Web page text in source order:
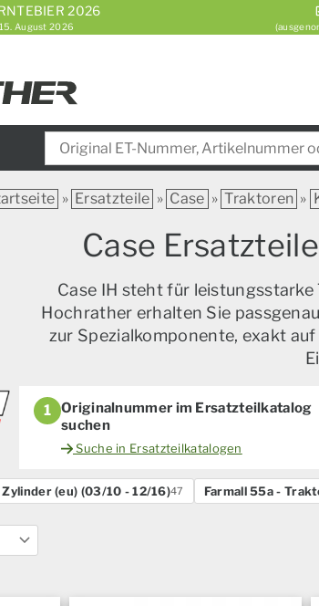
2026
15. August 2026
» Ersatzteile » Case » Traktoren »
Case
Case IH steht für
Hochrather erhalten Sie
zur Spezialkomponente, exakt
1
Originalnummer im Ersatzteilkatalog
suchen
Suche in Ersatzteilkatalogen
(eu) (03/10 - 12/16)47 Farmall 55a -